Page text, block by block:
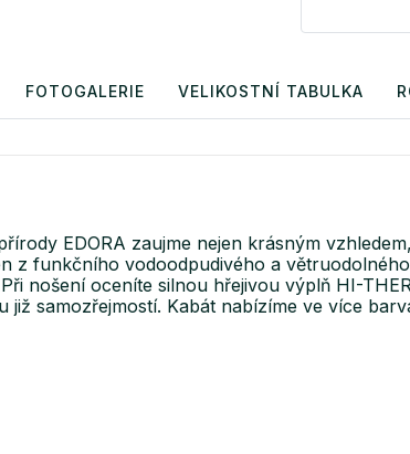
FOTOGALERIE VELIKOSTNÍ TABULKA
EDORA zaujme nejen krásným
z funkčního vodoodpudivého a
nošení oceníte silnou hřejivou výplň HI-
již samozřejmostí. Kabát nabízíme ve více